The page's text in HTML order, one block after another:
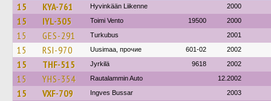
15 KYA-761 Hyvinkään Liikenne 2000
15 IYL-305 Toimi Vento 19500 2000
15 GES-291 Turkubus 2001
15 RSI-970 Uusimaa, прочие 601-02 2002
15 THF-515 Jyrkilä 9618 2002
15 YHS-354 Rautalammin Auto 12.2002
15 VXF-709 Ingves Bussar 2003